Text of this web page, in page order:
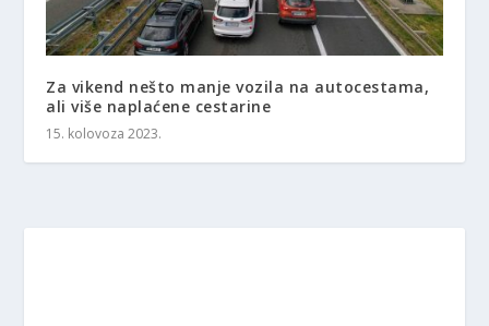
Za vikend nešto manje vozila na autocestama,
ali više naplaćene cestarine
15. kolovoza 2023.